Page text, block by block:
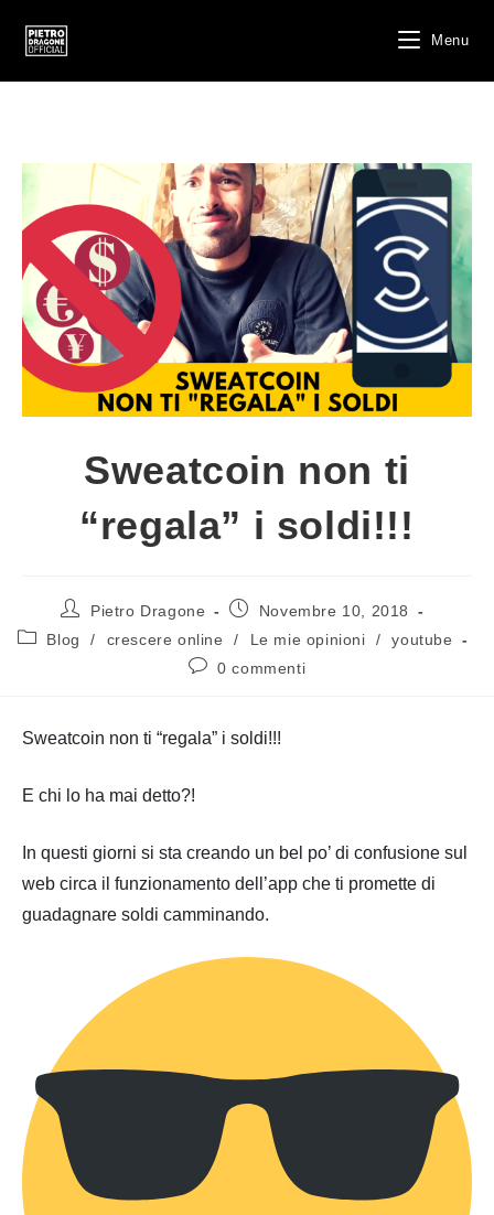
Menu
Sweatcoin non ti
“regala” i soldi!!!
AutorePietro Dragone
ArticoloNovembre 10, 2018
Categoria
Blog / crescere online / Le mie opinioni /
youtube
Commenti
0 commenti
Sweatcoin non ti “regala” i soldi!!!
E chi lo ha mai detto?!
In questi giorni si sta creando un bel po’ di confusione sul
web circa il funzionamento dell’app che ti promette di
guadagnare soldi camminando.